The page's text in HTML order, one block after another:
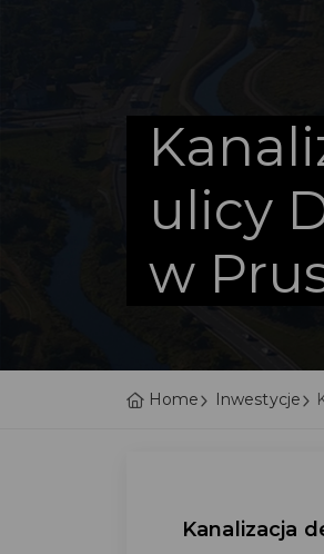
ulicy
w
Home Inwestycje
Kanalizacja